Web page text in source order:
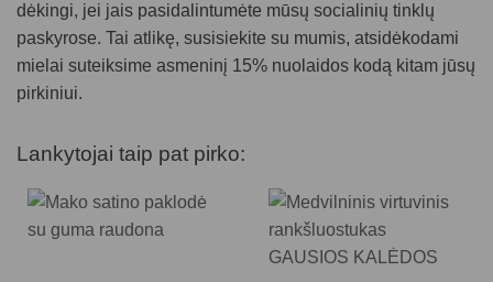
dėkingi, jei jais pasidalintumėte mūsų socialinių tinklų
paskyrose. Tai atlikę, susisiekite su mumis, atsidėkodami
mielai suteiksime asmeninį 15% nuolaidos kodą kitam jūsų
pirkiniui.
Lankytojai taip pat pirko: